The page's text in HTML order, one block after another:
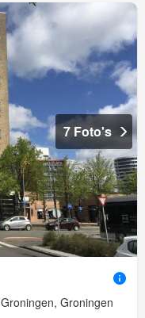
7 Foto's
Groningen